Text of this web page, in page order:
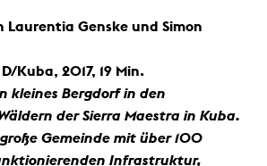
Laurentia Genske und Simon
Kuba, 2017, 19 Min.
kleines Bergdorf in den
der Sierra Maestra in Kuba.
Gemeinde mit über 100
Infrastruktur,